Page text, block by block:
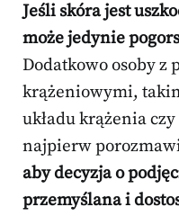
Jeśli skóra jest
może jedynie
Dodatkowo osoby z
krążeniowymi,
układu krążenia
najpierw
aby decyzja o
przemyślana i